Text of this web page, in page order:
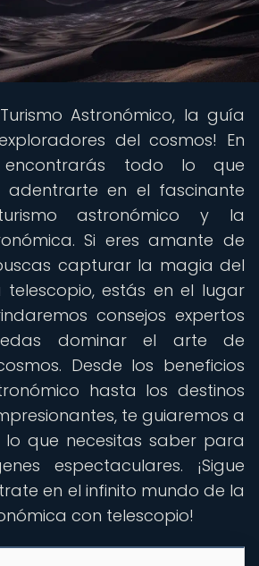
Astronómico, la guía
del cosmos! En
todo lo que
adentrarte en el fascinante
astronómico y la
Si eres amante de
capturar la magia del
telescopio, estás en el lugar
consejos expertos
dominar el arte de
Desde los beneficios
hasta los destinos
te guiaremos a
que necesitas saber para
espectaculares. ¡Sigue
en el infinito mundo de la
con telescopio!